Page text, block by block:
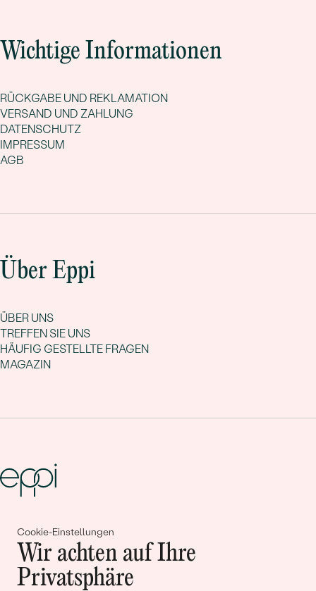
Cookie-Einstellungen
Wir achten auf Ihre
Privatsphäre
Wichtige Informationen
RÜCKGABE UND REKLAMATION
VERSAND UND ZAHLUNG
DATENSCHUTZ
IMPRESSUM
AGB
Über Eppi
ÜBER UNS
TREFFEN SIE UNS
HÄUFIG GESTELLTE FRAGEN
MAGAZIN
Gemeinsam erschaffen wir
Geschichten von Schönheit und
Liebe